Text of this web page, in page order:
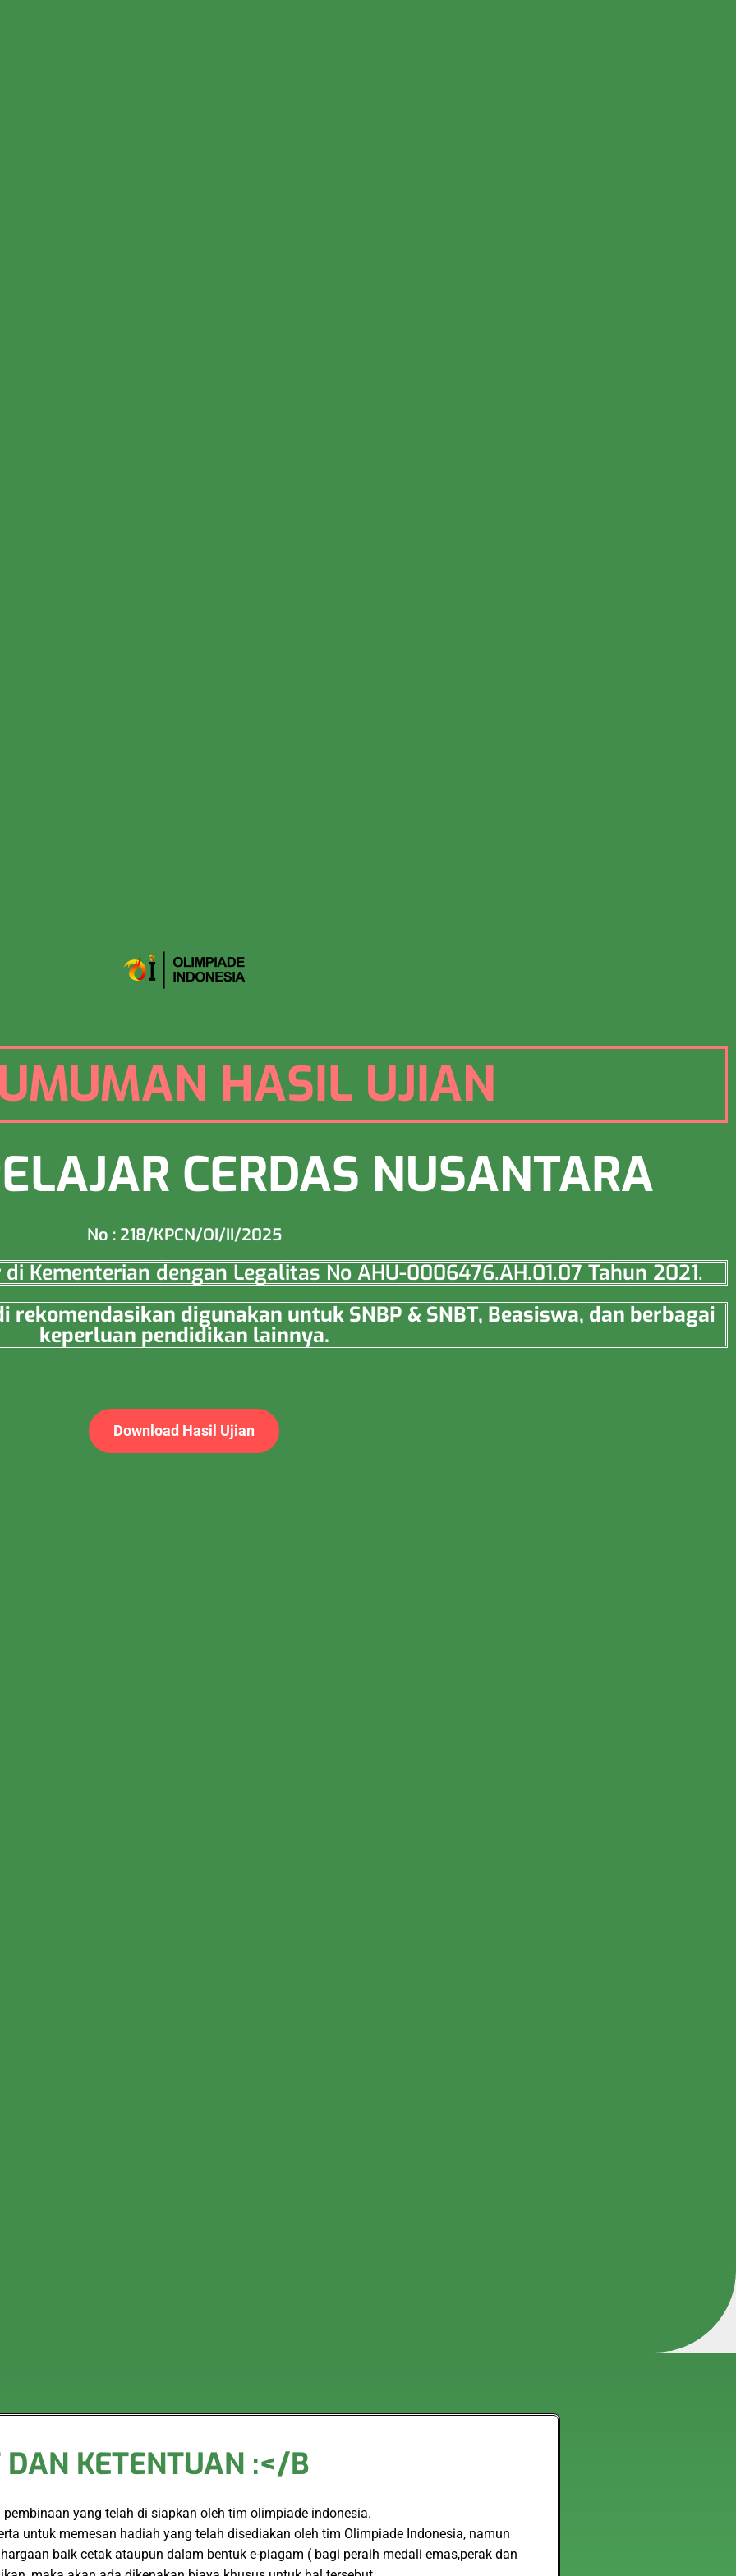
HASIL UJIAN
CERDAS NUSANTARA
No : 218/KPCN/OI/II/2025
Kementerian dengan Legalitas No AHU-0006476.AH.01.07 Tahun 2021.
digunakan untuk SNBP & SNBT, Beasiswa, dan berbagai
keperluan pendidikan lainnya.
Download Hasil Ujian
DAN KETENTUAN :</B
yang telah di siapkan oleh tim olimpiade indonesia.
untuk memesan hadiah yang telah disediakan oleh tim Olimpiade Indonesia, namun
baik cetak ataupun dalam bentuk e-piagam ( bagi peraih medali emas,perak dan